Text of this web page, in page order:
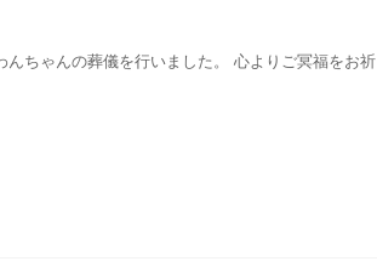
ちゃんの葬儀を行いました。 心よりご冥福をお祈